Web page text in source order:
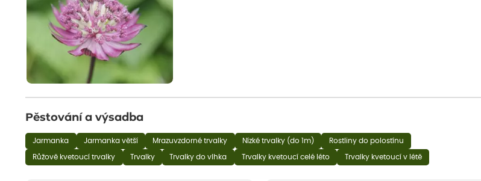
Pěstování a výsadba
Jarmanka Jarmanka větší Mrazuvzdorné trvalky Nízké trvalky (do 1m) Rostliny do polostínu
Růžově kvetoucí trvalky Trvalky Trvalky do vlhka Trvalky kvetoucí celé léto Trvalky kvetoucí v létě